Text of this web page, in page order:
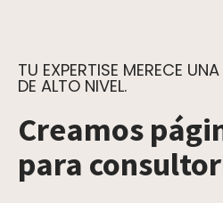
TU EXPERTISE MERECE
DE ALTO NIVEL.
Creamos
para